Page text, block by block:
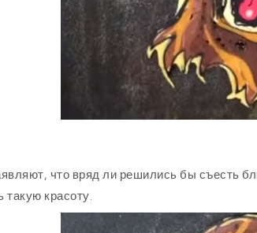
что вряд ли решились бы съесть
красоту.